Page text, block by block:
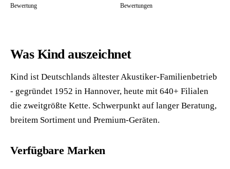
Bewertung Bewertungen
Was Kind auszeichnet
Kind ist Deutschlands ältester Akustiker-Familienbetrieb
- gegründet 1952 in Hannover, heute mit 640+ Filialen
die zweitgrößte Kette. Schwerpunkt auf langer Beratung,
breitem Sortiment und Premium-Geräten.
Verfügbare Marken